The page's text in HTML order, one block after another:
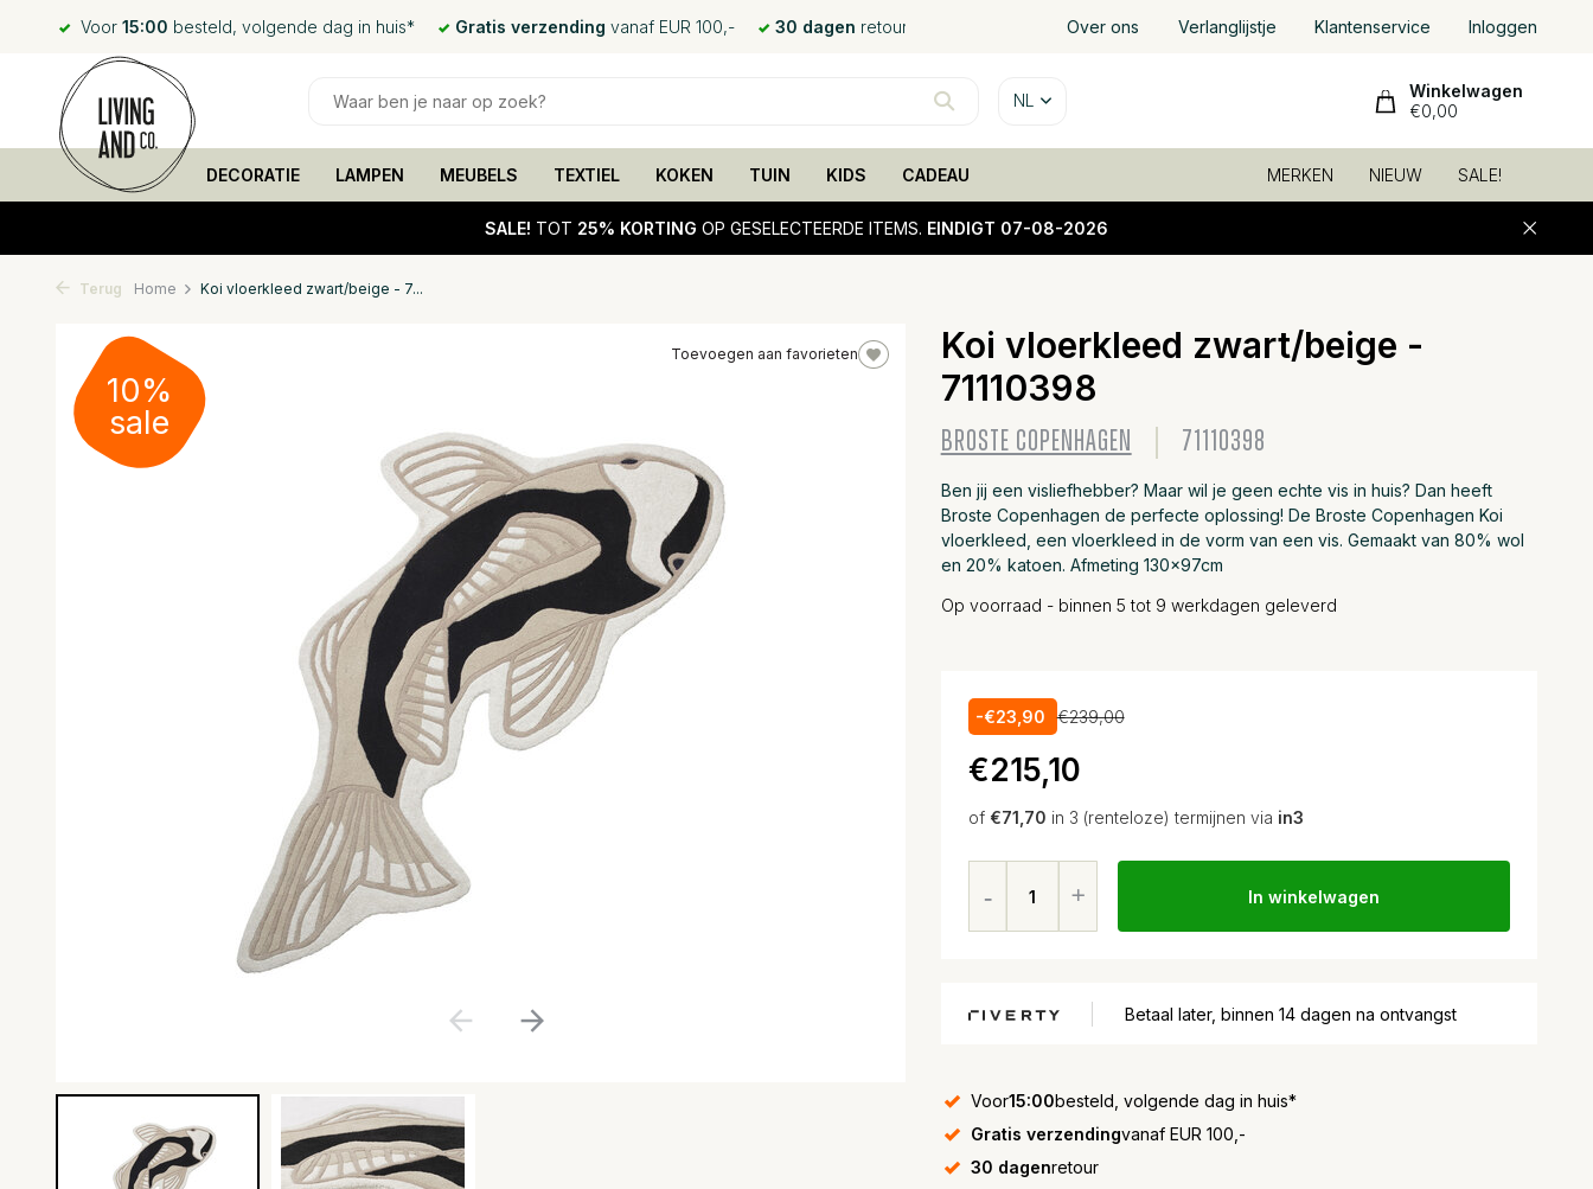
Voor 15:00 besteld, volgende dag in huis* Gratis verzending vanaf EUR 100,- 30 dagen retour Over ons Verlanglijstje Klantenservice Inloggen
NL
Winkelwagen
€0,00
DECORATIE LAMPEN MEUBELS TEXTIEL KOKEN TUIN KIDS CADEAU MERKEN NIEUW SALE!
SALE! TOT 25% KORTING OP GESELECTEERDE ITEMS. EINDIGT 07-08-2026
Terug Home Koi vloerkleed zwart/beige - 7...
Toevoegen aan favorieten
10%
sale
10%
sale
Koi vloerkleed zwart/beige -
71110398
BROSTE COPENHAGEN 71110398
Ben jij een visliefhebber? Maar wil je geen echte vis in huis? Dan heeft
Broste Copenhagen de perfecte oplossing! De Broste Copenhagen Koi
vloerkleed, een vloerkleed in de vorm van een vis. Gemaakt van 80% wol
en 20% katoen. Afmeting 130x97cm
Op voorraad - binnen 5 tot 9 werkdagen geleverd
-€23,90 €239,00
€215,10
of €71,70 in 3 (renteloze) termijnen via in3
In winkelwagen
Betaal later, binnen 14 dagen na ontvangst
Voor15:00besteld, volgende dag in huis*
Gratis verzendingvanaf EUR 100,-
30 dagenretour